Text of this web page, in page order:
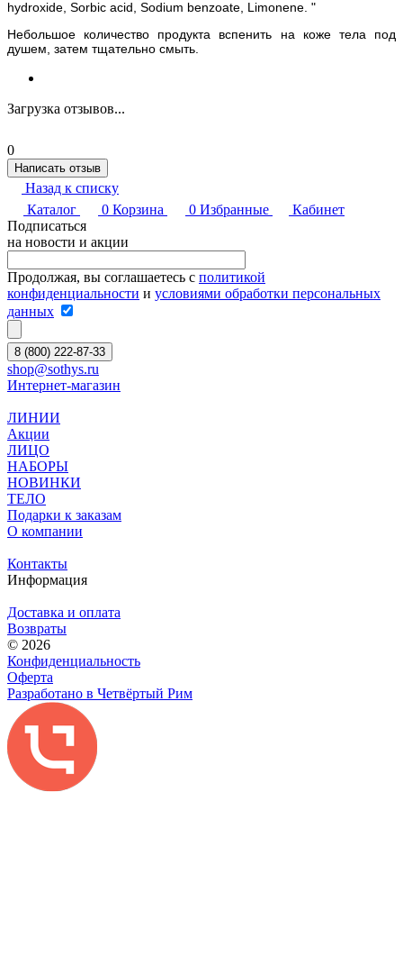
hydroxide, Sorbic acid, Sodium benzoate, Limonene. "
Небольшое количество продукта вспенить на коже тела под
душем, затем тщательно смыть.
Загрузка отзывов...
0
Написать отзыв
Назад к списку
Каталог
0 Корзина 0 Избранные
Кабинет
Подписаться
на новости и акции
Продолжая, вы соглашаетесь с политикой
конфиденциальности и условиями обработки персональных
данных
8 (800) 222-87-33
shop@sothys.ru
Интернет-магазин
ЛИНИИ
Акции
ЛИЦО
НАБОРЫ
НОВИНКИ
ТЕЛО
Подарки к заказам
О компании
Контакты
Информация
Доставка и оплата
Возвраты
© 2026
Конфиденциальность
Оферта
Разработано в Четвёртый Рим